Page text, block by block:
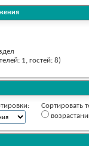
1, гостей: 8)
Сортировать